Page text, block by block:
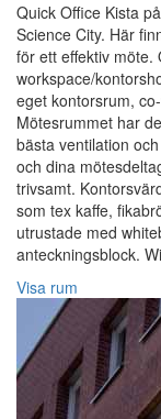
Quick Office Kista
Science City. Här
för ett effektiv möte.
workspace/
eget kontorsrum,
Mötesrummet har
bästa ventilation
och dina
trivsamt.
som tex kaffe,
utrustade med
anteckningsblock.
Visa rum